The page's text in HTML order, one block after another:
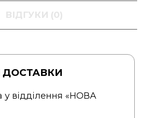
ВІДГУКИ (0)
у відділення «НОВА